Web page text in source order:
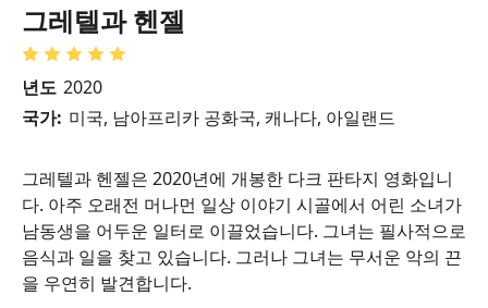
그레텔과 헨젤
년도 2020
국가: 미국, 남아프리카 공화국, 캐나다, 아일랜드
그레텔과 헨젤은 2020년에 개봉한 다크 판타지 영화입니
다. 아주 오래전 머나먼 일상 이야기 시골에서 어린 소녀가
남동생을 어두운 일터로 이끌었습니다. 그녀는 필사적으로
음식과 일을 찾고 있습니다. 그러나 그녀는 무서운 악의 끈
을 우연히 발견합니다.